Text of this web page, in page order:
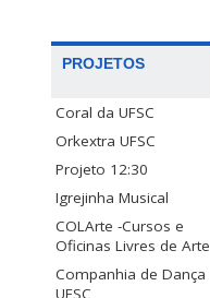
PROJETOS
Coral da UFSC
Orkextra UFSC
Projeto 12:30
Igrejinha Musical
COLArte -Cursos e
Oficinas Livres de Arte
Companhia de Dança
UFSC